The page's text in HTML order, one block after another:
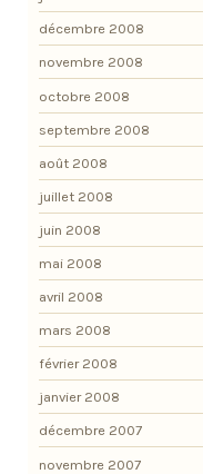
décembre 2008
novembre 2008
octobre 2008
septembre 2008
août 2008
juillet 2008
juin 2008
mai 2008
avril 2008
mars 2008
février 2008
janvier 2008
décembre 2007
novembre 2007